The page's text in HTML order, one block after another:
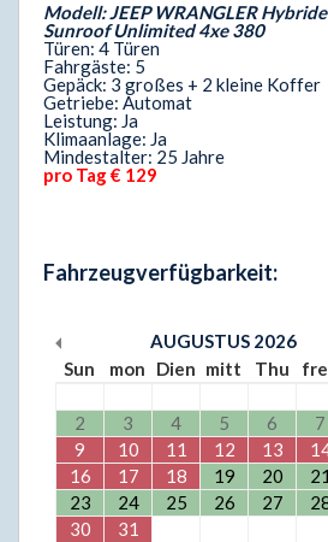
Modell: JEEP WRANGLER
Sunroof Unlimited 4xe 380
Türen: 4 Türen
Fahrgäste: 5
Gepäck: 3 großes + 2 kleine Koffer
Getriebe: Automat
Leistung: Ja
Klimaanlage: Ja
Mindestalter: 25 Jahre
pro Tag € 129
Fahrzeugverfügbarkeit:
AUGUSTUS 2026
Sun
mon Dien mitt Thu
2
3 4 5 6 7
9
10 11 12 13
16
17 18 19 20 21
23
24 25 26 27
30
31